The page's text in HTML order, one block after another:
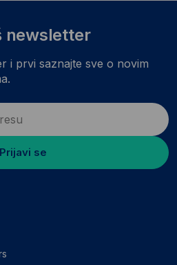
newsletter
i prvi saznajte sve o novim
Prijavi se